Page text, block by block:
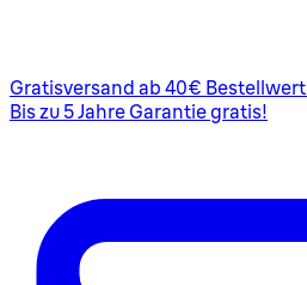
Gratisversand ab 40€ Bestellwert
Bis zu 5 Jahre Garantie gratis!